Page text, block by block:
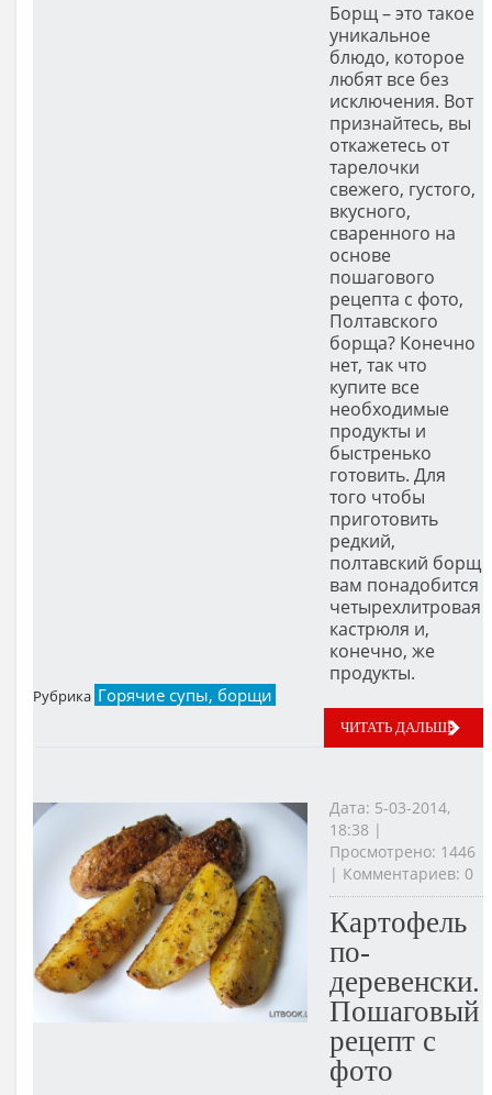
Борщ – это такое
уникальное
блюдо, которое
любят все без
исключения. Вот
признайтесь, вы
откажетесь от
тарелочки
свежего, густого,
вкусного,
сваренного на
основе
пошагового
рецепта с фото,
Полтавского
борща? Конечно
нет, так что
купите все
необходимые
продукты и
быстренько
готовить. Для
того чтобы
приготовить
редкий,
полтавский борщ
вам понадобится
четырехлитровая
кастрюля и,
конечно, же
продукты.
Рубрика Горячие супы, борщи
ЧИТАТЬ ДАЛЬШЕ
Дата: 5-03-2014,
18:38 |
Просмотрено: 1446
| Комментариев: 0
Картофель
по-
деревенски.
Пошаговый
рецепт с
фото